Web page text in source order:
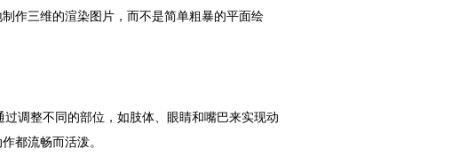
作三维的渲染图片，而不是简单粗暴的平面绘
调整不同的部位，如肢体、眼睛和嘴巴来实现动
都流畅而活泼。